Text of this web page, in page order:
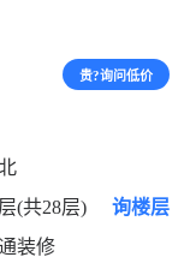
贵?询问低价
(共28层)
询楼层
装修